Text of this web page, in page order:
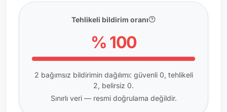
Tehlikeli bildirim oranı
% 100
2 bağımsız bildirimin dağılımı: güvenli 0, tehlikeli
2, belirsiz 0.
Sınırlı veri — resmi doğrulama değildir.